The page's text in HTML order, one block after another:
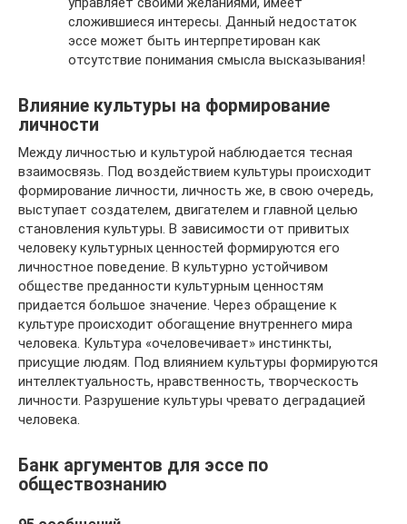
сложившиеся интересы. Данный недостаток
эссе может быть интерпретирован как
отсутствие понимания смысла высказывания!
Влияние культуры на формирование
личности
Между личностью и культурой наблюдается тесная
взаимосвязь. Под воздействием культуры происходит
формирование личности, личность же, в свою очередь,
выступает создателем, двигателем и главной целью
становления культуры. В зависимости от привитых
человеку культурных ценностей формируются его
личностное поведение. В культурно устойчивом
обществе преданности культурным ценностям
придается большое значение. Через обращение к
культуре происходит обогащение внутреннего мира
человека. Культура «очеловечивает» инстинкты,
присущие людям. Под влиянием культуры формируются
интеллектуальность, нравственность, творческость
личности. Разрушение культуры чревато деградацией
человека.
Банк аргументов для эссе по
обществознанию